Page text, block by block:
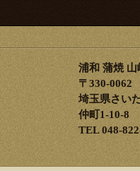
浦和 蒲焼 山
〒330-0062
埼玉県さい
仲町1-10-8
TEL 048-